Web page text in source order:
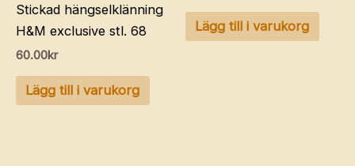
Stickad hängselklänning
H&M exclusive stl. 68
60.00kr
Lägg till i varukorg
Lägg till i varukorg